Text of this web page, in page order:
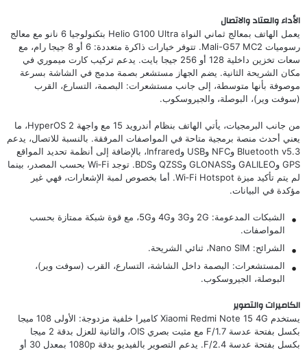
الأداء والعتاد والاتصال
يعمل الهاتف بمعالج ثماني النواة Helio G100 Ultra بتكنولوجيا 6 نانو مع معالج
رسوميات Mali-G57 MC2. تتوفر خيارات ذاكرة متعددة: 6 أو 8 جيجا رام، مع
سعات تخزين داخلية 128 أو 256 جيجا بايت. يدعم تركيب كارت ميموري في
مكان الشريحة الثانية. يضم الجهاز مستشعر بصمة مدمج في الشاشة بسرعة
موصوفة بأنها متوسطة، إلى جانب مستشعرات: البصمة، التسارع، القرب
(سوفت وير)، البوصلة، والجيروسكوب.
من جانب البرمجيات، يأتي الهاتف بنظام أندرويد 15 مع واجهة HyperOS 2، ما
يعني أحدث منصة برمجية متاحة في المواصفات المرفقة. بالنسبة للاتصال، يدعم
Bluetooth v5.3 وNFC وUSB وInfrared، بالإضافة إلى أنظمة تحديد المواقع
GPS وGALILEO وGLONASS وQZSS وBDS. توجد Wi‑Fi بحسب المصدر، بينما
لم يتم تأكيد ميزة Wi‑Fi Hotspot. أما بخصوص لمبة الإشعارات، فهي غير
مؤكدة في البيانات.
الشبكات المدعومة: 2G و3G و4G و5G، مع قوة شبكة ممتازة بحسب
المواصفات.
الشرائح: Nano SIM، ثنائي الشريحة.
المستشعرات: البصمة داخل الشاشة، التسارع، القرب (سوفت وير)،
البوصلة، الجيروسكوب.
الكاميرات والتصوير
يستخدم Xiaomi Redmi Note 15 4G كاميرا خلفية مزدوجة: الأولى 108 ميجا
بكسل بفتحة عدسة F/1.7 مع مثبت بصري OIS، والثانية للعزل بدقة 2 ميجا
بكسل بفتحة عدسة F/2.4. يدعم التصوير بالفيديو بدقة 1080p بمعدل 30 أو